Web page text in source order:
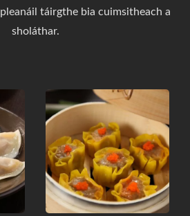
táirgthe bia cuimsitheach a
sholáthar.